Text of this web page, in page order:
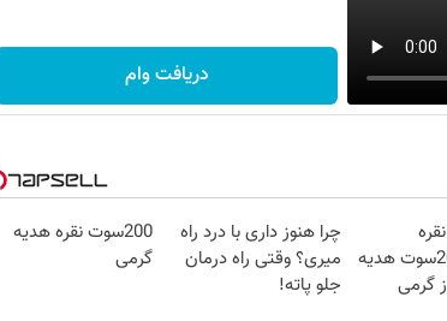
دریافت وام
همراهته؛200سوت هدیه
گرمی
چرا هنوز داری با درد راه
میری؟ وقتی راه درمان
جلو پاته!
200سوت نقره هدیه
گرمی